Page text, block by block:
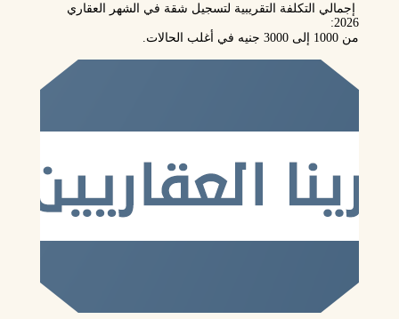
إجمالي التكلفة التقريبية لتسجيل شقة في الشهر العقاري
2026:
من 1000 إلى 3000 جنيه في أغلب الحالات.